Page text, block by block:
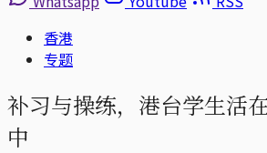
香港
专题
补习与操练，港台学生活
中